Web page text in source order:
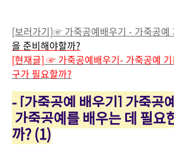
[보러가기]☞ 가죽공예배우기 - 가죽공예
을 준비해야할까?
[현재글] ☞ 가죽공예배우기- 가죽공예
구가 필요할까?
- [가죽공예 배우기] 가죽공
가죽공예를 배우는 데 필요
까? (1)